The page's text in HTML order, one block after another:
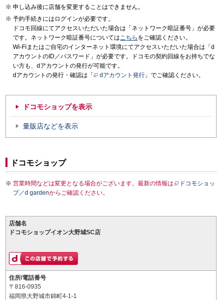
申し込み後に店舗を変更することはできません。
予約手続きにはログインが必要です。
ドコモ回線にてアクセスいただいた場合は「ネットワーク暗証番号」が必要
です。ネットワーク暗証番号についてはこちら をご確認ください。
Wi-Fiまたはご自宅のインターネット環境にてアクセスいただいた場合は「d
アカウントのID／パスワード」が必要です。ドコモの契約回線をお持ちでな
い方も、dアカウントの発行が可能です。
dアカウントの発行・確認は「
dアカウント発行 」でご確認ください。
ドコモショップを表示
量販店などを表示
ドコモショップ
営業時間などは変更となる場合がございます。最新の情報は
ドコモショッ
プ／d gardenからご確認ください。
店舗名
ドコモショップイオン大野城SC店
住所/電話番号
〒816-0935
福岡県大野城市錦町4-1-1